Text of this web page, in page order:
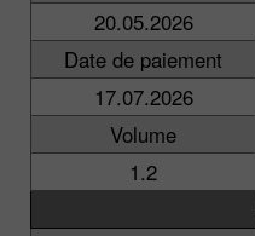
20.05.2026
Date de paiement
17.07.2026
Volume
1.2